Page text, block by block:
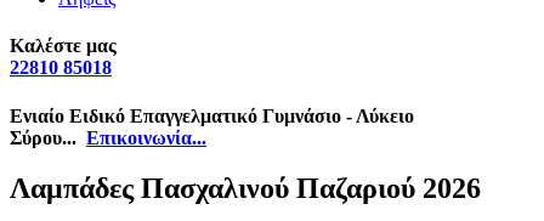
Καλέστε μας
22810 85018
Ενιαίο Ειδικό Επαγγελματικό Γυμνάσιο - Λύκειο
Σύρου... Επικοινωνία...
Λαμπάδες Πασχαλινού Παζαριού 2026